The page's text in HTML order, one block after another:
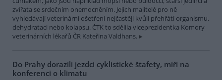
zvířata se srdečním onemocněním. Jejich majitelé pro ně
vyhledávají veterinární ošetření nejčastěji kvůli přehřátí organismu,
dehydrataci nebo kolapsu. ČTK to sdělila viceprezidentka Komory
veterinárních lékařů ČR Kateřina Valdhans.
Do Prahy dorazili jezdci cyklistické štafety, míří na
konferenci o klimatu